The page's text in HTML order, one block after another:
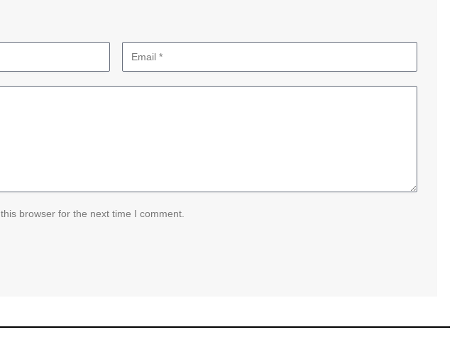
browser for the next time I comment.